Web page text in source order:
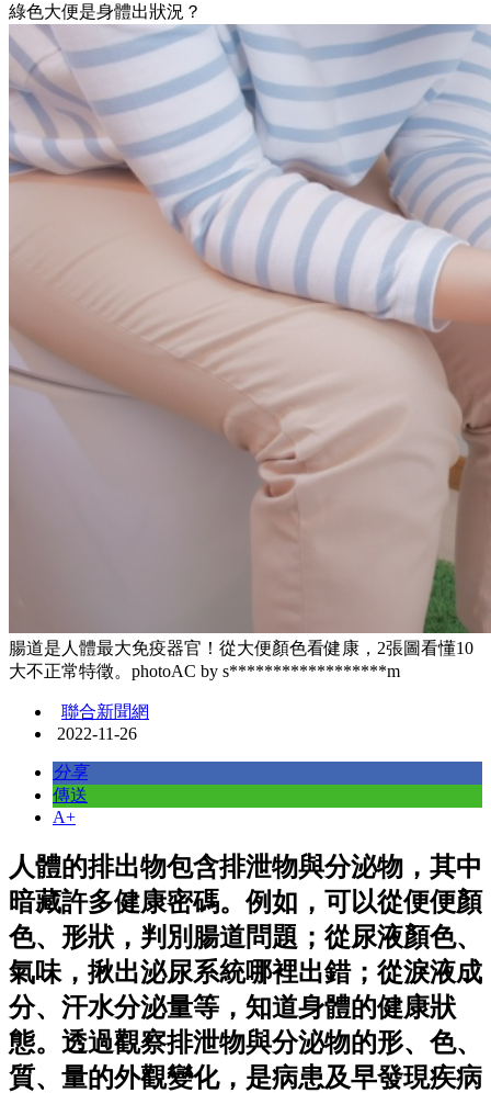
綠色大便是身體出狀況？
腸道是人體最大免疫器官！從大便顏色看健康，2張圖看懂10
大不正常特徵。photoAC by s******************m
聯合新聞網
2022-11-26
分享
傳送
A+
人體的排出物包含排泄物與分泌物，其中
暗藏許多健康密碼。例如，可以從便便顏
色、形狀，判別腸道問題；從尿液顏色、
氣味，揪出泌尿系統哪裡出錯；從淚液成
分、汗水分泌量等，知道身體的健康狀
態。透過觀察排泄物與分泌物的形、色、
質、量的外觀變化，是病患及早發現疾病